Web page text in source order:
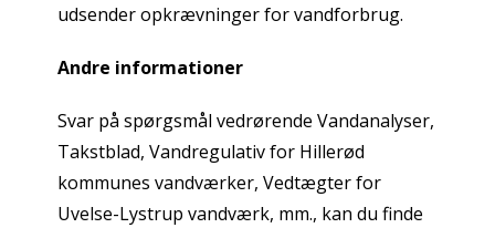
udsender opkrævninger for vandforbrug.
Andre informationer
Svar på spørgsmål vedrørende Vandanalyser,
Takstblad, Vandregulativ for Hillerød
kommunes vandværker, Vedtægter for
Uvelse-Lystrup vandværk, mm., kan du finde